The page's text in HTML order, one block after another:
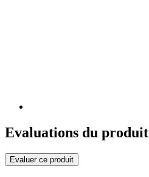
Evaluations du produit
Evaluer ce produit